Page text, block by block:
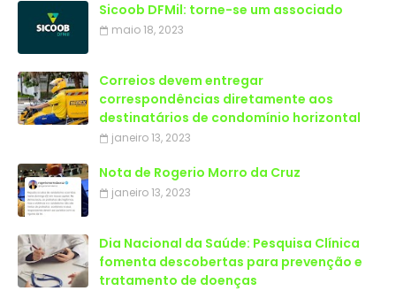
Sicoob DFMil: torne-se um associado
maio 18, 2023
Correios devem entregar
correspondências diretamente aos
destinatários de condomínio horizontal
janeiro 13, 2023
Nota de Rogerio Morro da Cruz
janeiro 13, 2023
Dia Nacional da Saúde: Pesquisa Clínica
fomenta descobertas para prevenção e
tratamento de doenças